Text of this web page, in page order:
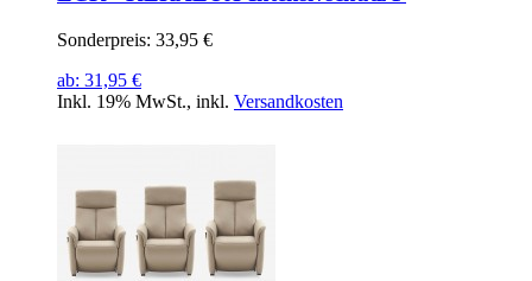
Sonderpreis: 33,95 €
ab: 31,95 €
Inkl. 19% MwSt., inkl. Versandkosten